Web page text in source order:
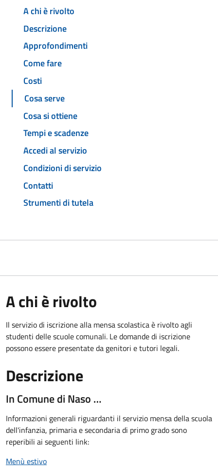
A chi è rivolto
Descrizione
Approfondimenti
Come fare
Costi
Cosa serve
Cosa si ottiene
Tempi e scadenze
Accedi al servizio
Condizioni di servizio
Contatti
Strumenti di tutela
A chi è rivolto
Il servizio di iscrizione alla mensa scolastica è rivolto agli
studenti delle scuole comunali. Le domande di iscrizione
possono essere presentate da genitori e tutori legali.
Descrizione
In Comune di Naso …
Informazioni generali riguardanti il servizio mensa della scuola
dell'infanzia, primaria e secondaria di primo grado sono
reperibili ai seguenti link:
Menù estivo